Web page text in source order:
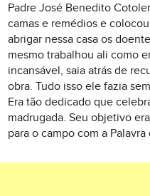
Padre José Benedito
camas e remédios e
abrigar nessa casa os
mesmo trabalhou ali como
incansável, saia atrás de
obra. Tudo isso ele fazia
Era tão dedicado que
madrugada. Seu objetivo
para o campo com a